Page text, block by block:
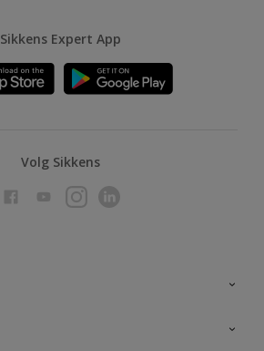
Sikkens Expert App
Volg Sikkens